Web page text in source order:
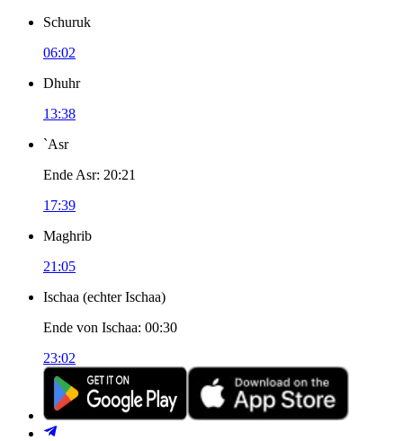
Schuruk
06:02
Dhuhr
13:38
`Asr
Ende Asr: 20:21
17:39
Maghrib
21:05
Ischaa (echter Ischaa)
Ende von Ischaa: 00:30
23:02